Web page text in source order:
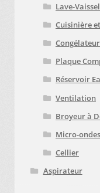
Lave-
Cuisinière
Congélateur
Plaque
Réservoir
Ventilation
Broyeur à
Micro-ondes
Cellier
Aspirateur